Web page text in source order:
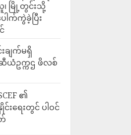
ယူ၊ မြို့တွင်းသို့
ေါက်ကွဲခဲ့ပြီး
ချက်မရှိ
ယံဥက္ကဌ ဖိလစ်
၏
းရေးတွင် ပါဝင်